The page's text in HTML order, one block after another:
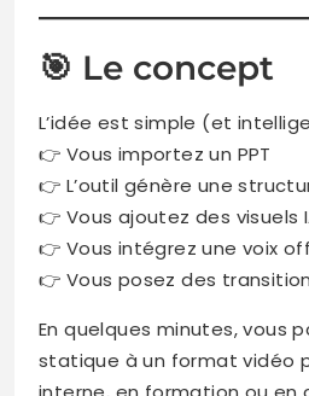
🎯 Le concept
L’idée est simple (et
👉 Vous importez un PPT
👉 L’outil génère une
👉 Vous ajoutez des visuels
👉 Vous intégrez une voix off
👉 Vous posez des
En quelques minutes, vous
statique à un format vidéo